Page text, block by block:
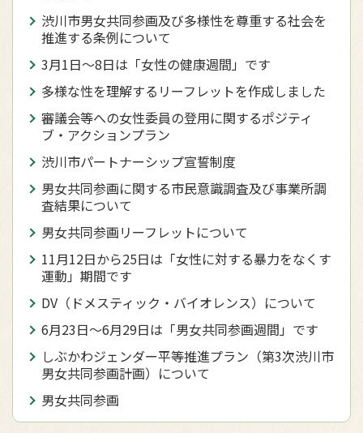
渋川市男女共同参画及び多様性を尊重する社会を
推進する条例について
3月1日〜8日は「女性の健康週間」です
多様な性を理解するリーフレットを作成しました
審議会等への女性委員の登用に関するポジティ
ブ・アクションプラン
渋川市パートナーシップ宣誓制度
男女共同参画に関する市民意識調査及び事業所調
査結果について
男女共同参画リーフレットについて
11月12日から25日は「女性に対する暴力をなくす
運動」期間です
DV（ドメスティック・バイオレンス）について
6月23日～6月29日は「男女共同参画週間」です
しぶかわジェンダー平等推進プラン（第3次渋川市
男女共同参画計画）について
男女共同参画